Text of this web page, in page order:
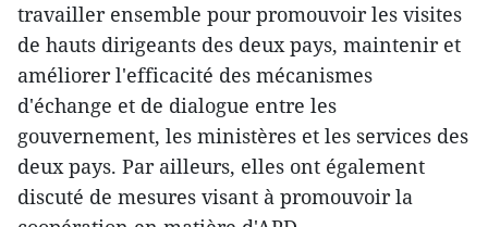
travailler ensemble pour promouvoir les visites
de hauts dirigeants des deux pays, maintenir et
améliorer l'efficacité des mécanismes
d'échange et de dialogue entre les
gouvernement, les ministères et les services des
deux pays. Par ailleurs, elles ont également
discuté de mesures visant à promouvoir la